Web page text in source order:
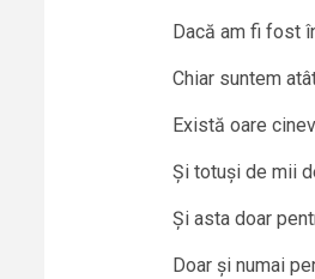
Dacă am fi fost
Chiar suntem
Există oare
Și totuși de mii
Și asta doar
Doar și numai